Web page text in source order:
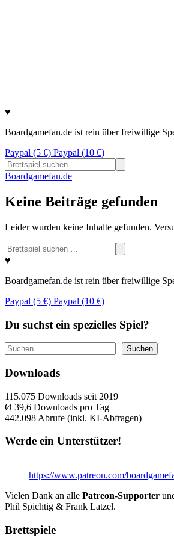
♥
Boardgamefan.de ist rein über freiwillige
Paypal (5 €) Paypal (10 €)
Suchen
nach:
Boardgamefan.de
Keine Beiträge gefunden
Leider wurden keine Inhalte gefunden.
Suchen
nach:
♥
Boardgamefan.de ist rein über freiwillige
Paypal (5 €) Paypal (10 €)
Du suchst ein spezielles Spiel?
Suchen Suchen
Downloads
115.075 Downloads seit 2019
Ø 39,6 Downloads pro Tag
442.098 Abrufe (inkl. KI-Abfragen)
Werde ein Unterstützer!
https://www.patreon.com/
Vielen Dank an alle Patreon-Supporter
Phil Spichtig & Frank Latzel.
Brettspiele